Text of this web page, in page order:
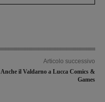
Articolo successivo
Anche il Valdarno a Lucca Comics &
Games